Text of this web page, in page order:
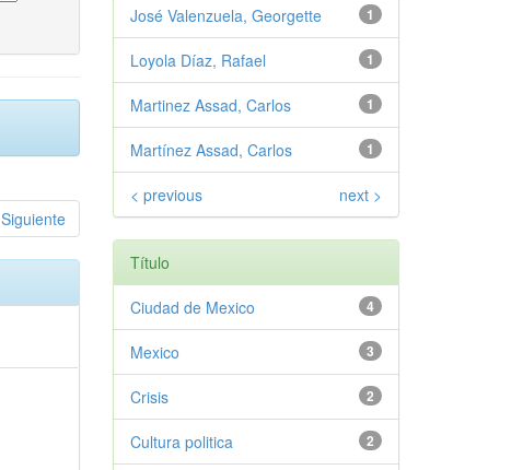
Siguiente
1
José Valenzuela, Georgette
1
Loyola Díaz, Rafael
1
Martinez Assad, Carlos
1
Martínez Assad, Carlos
< previous next >
Título
4
Ciudad de Mexico
3
Mexico
2
Crisis
2
Cultura politica